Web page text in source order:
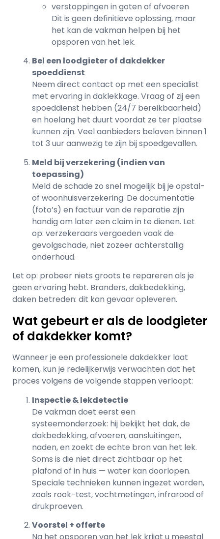
verstoppingen in goten of afvoeren
Dit is geen definitieve oplossing, maar
het kan de vakman helpen bij het
opsporen van het lek.
Bel een loodgieter of dakdekker
spoeddienst
Neem direct contact op met een specialist
met ervaring in daklekkage. Vraag of zij een
spoeddienst hebben (24/7 bereikbaarheid)
en hoelang het duurt voordat ze ter plaatse
kunnen zijn. Veel aanbieders beloven binnen 1
tot 3 uur aanwezig te zijn bij spoedgevallen.
Meld bij verzekering (indien van
toepassing)
Meld de schade zo snel mogelijk bij je opstal-
of woonhuisverzekering. De documentatie
(foto’s) en factuur van de reparatie zijn
handig om later een claim in te dienen. Let
op: verzekeraars vergoeden vaak de
gevolgschade, niet zozeer achterstallig
onderhoud.
Let op: probeer niets groots te repareren als je
geen ervaring hebt. Branders, dakbedekking,
daken betreden: dit kan gevaar opleveren.
Wat gebeurt er als de loodgieter
of dakdekker komt?
Wanneer je een professionele dakdekker laat
komen, kun je redelijkerwijs verwachten dat het
proces volgens de volgende stappen verloopt:
Inspectie & lekdetectie
De vakman doet eerst een
systeemonderzoek: hij bekijkt het dak, de
dakbedekking, afvoeren, aansluitingen,
naden, en zoekt de echte bron van het lek.
Soms is die niet direct zichtbaar op het
plafond of in huis — water kan doorlopen.
Speciale technieken kunnen ingezet worden,
zoals rook-test, vochtmetingen, infrarood of
drukproeven.
Voorstel + offerte